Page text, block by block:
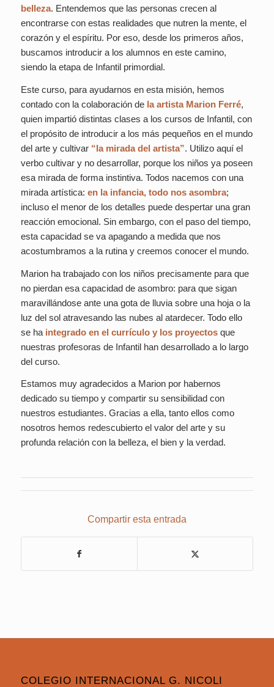
belleza. Entendemos que las personas crecen al
encontrarse con estas realidades que nutren la mente, el
corazón y el espíritu. Por eso, desde los primeros años,
buscamos introducir a los alumnos en este camino,
siendo la etapa de Infantil primordial.
Este curso, para ayudarnos en esta misión, hemos
contado con la colaboración de la artista Marion Ferré,
quien impartió distintas clases a los cursos de Infantil, con
el propósito de introducir a los más pequeños en el mundo
del arte y cultivar “la mirada del artista”. Utilizo aquí el
verbo cultivary no desarrollar, porque los niños ya poseen
esa mirada de forma instintiva. Todos nacemos con una
mirada artística: en la infancia, todo nos asombra;
incluso el menor de los detalles puede despertar una gran
reacción emocional. Sin embargo, con el paso del tiempo,
esta capacidad se va apagando a medida que nos
acostumbramos a la rutina y creemos conocer el mundo.
Marion ha trabajado con los niños precisamente para que
no pierdan esa capacidad de asombro: para que sigan
maravillándose ante una gota de lluvia sobre una hoja o la
luz del sol atravesando las nubes al atardecer. Todo ello
se haintegrado en el currículo y los proyectosque
nuestras profesoras de Infantil han desarrollado a lo largo
del curso.
Estamos muy agradecidos a Marion por habernos
dedicado su tiempo y compartir su sensibilidad con
nuestros estudiantes. Gracias a ella, tanto ellos como
nosotros hemos redescubierto el valor del arte y su
profunda relación con la belleza, el bien y la verdad.
Compartir esta entrada
COLEGIO INTERNACIONAL G. NICOLI